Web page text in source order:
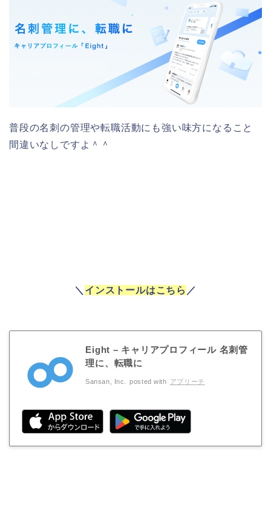
普段の名刺の管理や転職活動にも強い味方になること
間違いなしですよ＾＾
＼ インストールはこちら ／
Eight – キャリアプロフィール 名刺管
理に、転職に
Sansan, Inc. posted with アプリーチ